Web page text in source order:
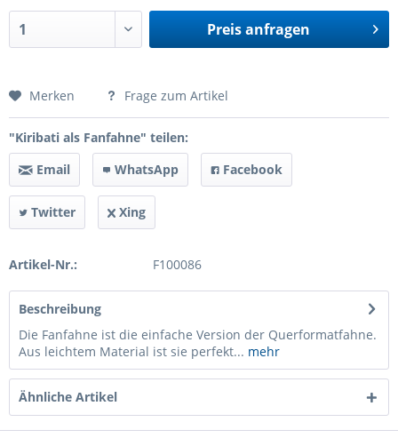
Preis anfragen
Preis anfragen
Merken Frage zum Artikel
"Kiribati als Fanfahne" teilen:
Email
WhatsApp Facebook
Twitter Xing
Artikel-Nr.: F100086
Beschreibung
Die Fanfahne ist die einfache Version der Querformatfahne.
Aus leichtem Material ist sie perfekt... mehr
Ähnliche Artikel